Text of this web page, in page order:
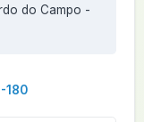
do Campo -
180